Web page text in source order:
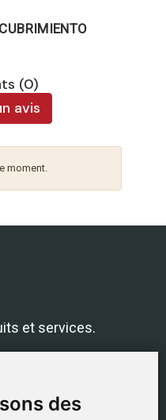
des
des
(0)
avis
moment.
et services.